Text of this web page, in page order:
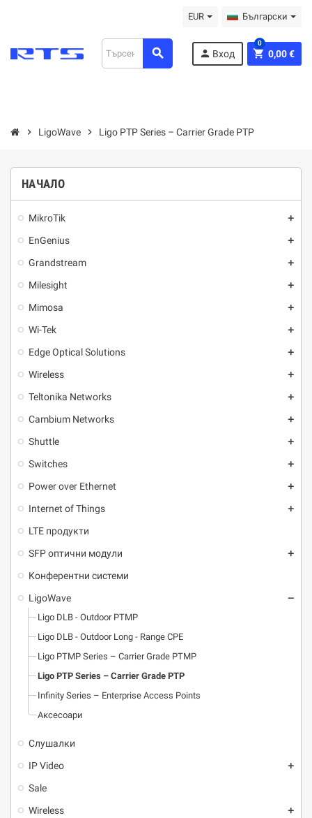
EUR Български
search person Вход shopping_cart 0,00 €
0
chevron_right LigoWave chevron_right Ligo PTP Series – Carrier Grade PTP
НАЧАЛО
MikroTik add
EnGenius add
Grandstream add
Milesight add
Mimosa add
Wi-Tek add
Edge Optical Solutions add
Wireless add
Teltonika Networks add
Cambium Networks add
Shuttle add
Switches add
Power over Ethernet add
Internet of Things add
LTE продукти
SFP оптични модули
add
Kонферентни системи
LigoWave
remove
Ligo DLB - Outdoor PTMP
Ligo DLB - Outdoor Long - Range CPE
Ligo PTMP Series – Carrier Grade PTMP
Ligo PTP Series – Carrier Grade PTP
Infinity Series – Enterprise Access Points
Аксесоари
Слушалки
IP Video
add
Sale
Wireless
add